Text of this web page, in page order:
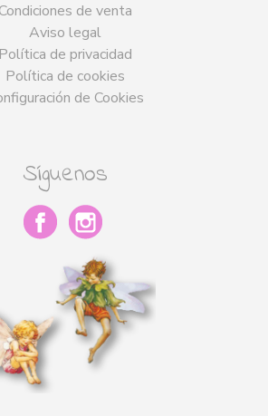
Condiciones de venta
Aviso legal
Política de privacidad
Política de cookies
de Cookies
Síguenos